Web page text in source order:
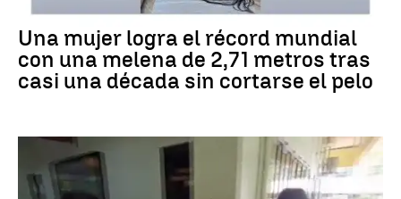
RÉCORD GUINNESS
Una mujer logra el récord mundial
con una melena de 2,71 metros tras
casi una década sin cortarse el pelo